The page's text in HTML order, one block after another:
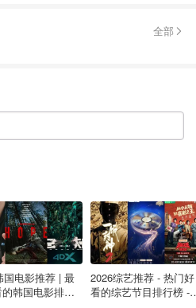
。这类人群还包括孕妇、长期
病从而更容易受到感染的人。
否应该接种新COVID-
们通过自然感染或接种疫苗获
因此加拿大卫生部建议上次接
个月的人接种一次加强剂。
剂吗？
岁的儿童提供加强接种。对于
全部
国电影推荐 | 最
韩国电影排行
2026综艺推荐 - 热门好
看的综艺节目排行榜 -